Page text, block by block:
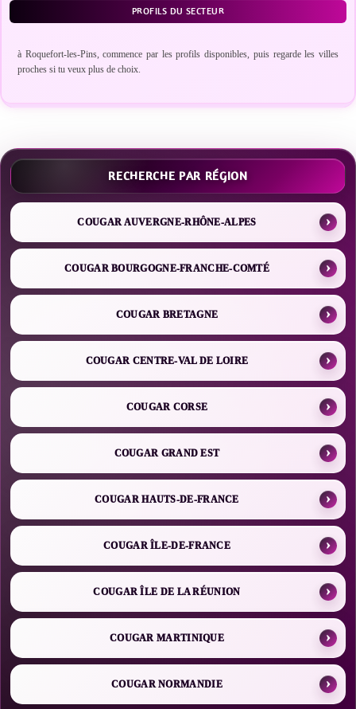
PROFILS DU SECTEUR
à Roquefort-les-Pins, commence par les profils disponibles, puis regarde les villes
proches si tu veux plus de choix.
RECHERCHE PAR RÉGION
COUGAR AUVERGNE-RHÔNE-ALPES
COUGAR BOURGOGNE-FRANCHE-COMTÉ
COUGAR BRETAGNE
COUGAR CENTRE-VAL DE LOIRE
COUGAR CORSE
COUGAR GRAND EST
COUGAR HAUTS-DE-FRANCE
COUGAR ÎLE-DE-FRANCE
COUGAR ÎLE DE LA RÉUNION
COUGAR MARTINIQUE
COUGAR NORMANDIE